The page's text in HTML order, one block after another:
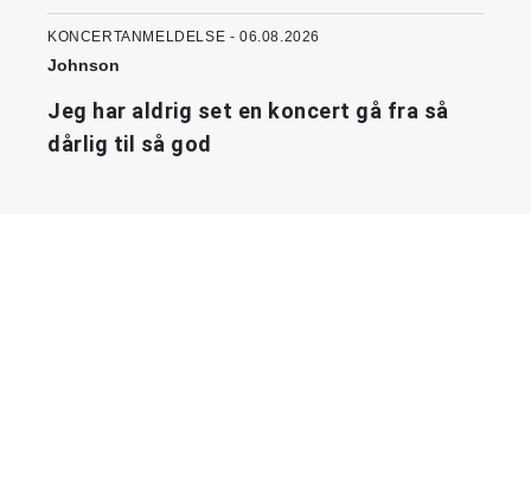
KONCERTANMELDELSE - 06.08.2026
Johnson
Jeg har aldrig set en koncert gå fra så
dårlig til så god